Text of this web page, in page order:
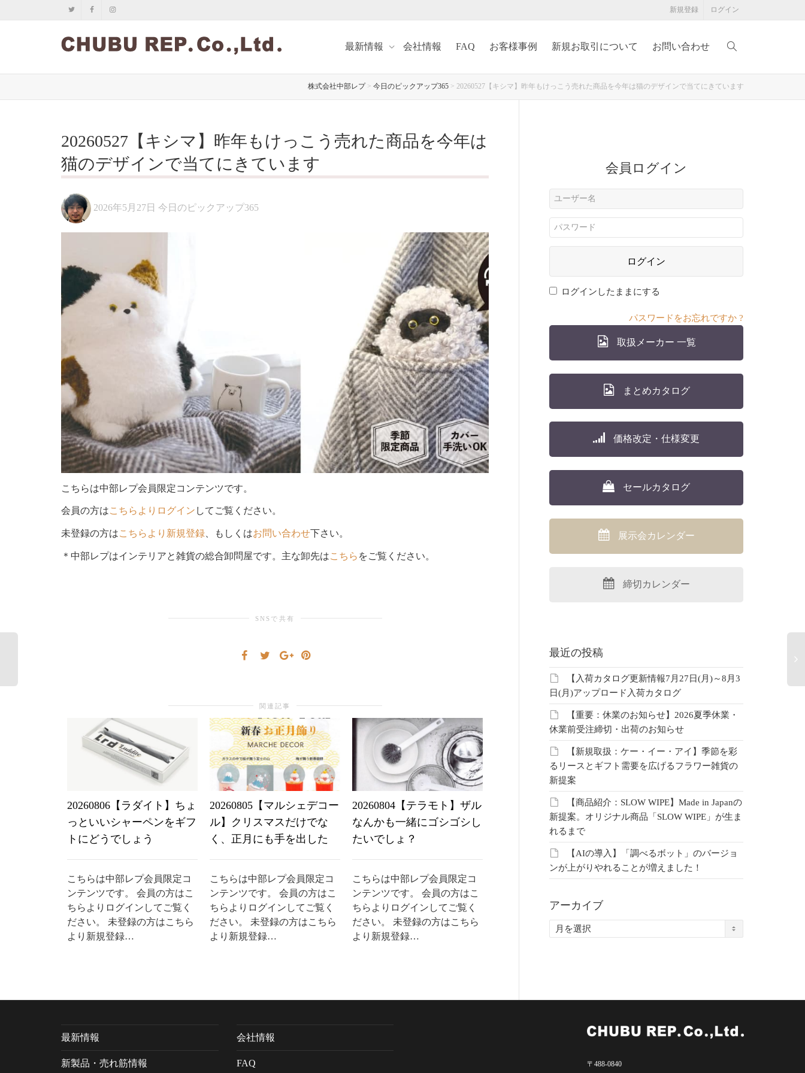
新規登録 ログイン
最新情報 会社情報 FAQ お客様事例 新規お取引について お問い合わせ
株式会社中部レプ> 今日のピックアップ365 > 20260527【キシマ】昨年もけっこう売れた商品を今年は猫のデザインで当てにきています
20260527【キシマ】昨年もけっこう売れた商品を今年は
猫のデザインで当てにきています
2026年5月27日 今日のピックアップ365
こちらは中部レプ会員限定コンテンツです。
会員の方はこちらよりログイン してご覧ください。
未登録の方はこちらより新規登録 、もしくはお問い合わせ下さい。
＊中部レプはインテリアと雑貨の総合卸問屋です。主な卸先はこちら をご覧ください。
SNSで共有
関連記事
20260806【ラダイト】ちょ
っといいシャーペンをギフ
トにどうでしょう
こちらは中部レプ会員限定コ
ンテンツです。 会員の方はこ
ちらよりログインしてご覧く
ださい。 未登録の方はこちら
より新規登録…
20260805【マルシェデコー
ル】クリスマスだけでな
く、正月にも手を出した
こちらは中部レプ会員限定コ
ンテンツです。 会員の方はこ
ちらよりログインしてご覧く
ださい。 未登録の方はこちら
より新規登録…
20260804【テラモト】ザル
なんかも一緒にゴシゴシし
たいでしょ？
こちらは中部レプ会員限定コ
ンテンツです。 会員の方はこ
ちらよりログインしてご覧く
ださい。 未登録の方はこちら
より新規登録…
20260803【アテックス】骨
盤を立てることが全ての始
こちらは中部レプ会員限定コ
ちらよりログインしてご覧く
ださい。 未登録の方はこちら
より新規登録…
20260731【晴香堂】1年越
しのハンドクリームがつい
にお披露目です
こちらは中部レプ会員限定コ
ださい。 未登録の方はこちら
より新規登録…
会員ログイン
ログイン
ログインしたままにする
パスワードをお忘れですか ?
取扱メーカー 一覧
まとめカタログ
価格改定・仕様変更
セールカタログ
展示会カレンダー
締切カレンダー
最近の投稿
【入荷カタログ更新情報7月27日(月)～8月3
日(月)アップロード入荷カタログ
【重要：休業のお知らせ】2026夏季休業・
休業前受注締切・出荷のお知らせ
【新規取扱：ケー・イー・アイ】季節を彩
るリースとギフト需要を広げるフラワー雑貨の
新提案
【商品紹介：SLOW WIPE】Made in Japanの
新提案。オリジナル商品「SLOW WIPE」が生ま
れるまで
【AIの導入】「調べるボット」のバージョ
ンが上がりやれることが増えました！
アーカイブ
ア
最新情報
新製品・売れ筋情報
会社情報
FAQ 〒488-0840